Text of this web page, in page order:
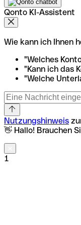
Qonto KI-Assistent
Wie kann ich Ihnen
"Welches
"Kann ich das
"Welche
Nutzungshinweis
👋 Hallo! Brauchen
1